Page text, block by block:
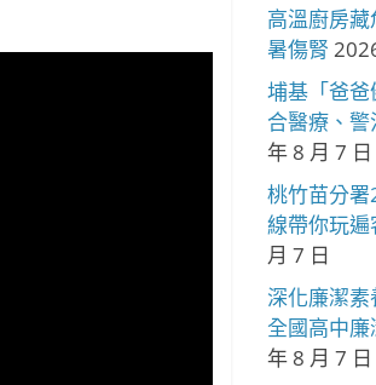
高溫廚房
暑傷腎
埔基「爸
合醫療、
年 8 月 7 日
桃竹苗分
線帶你玩
月 7 日
深化廉潔
全國高中
年 8 月 7 日